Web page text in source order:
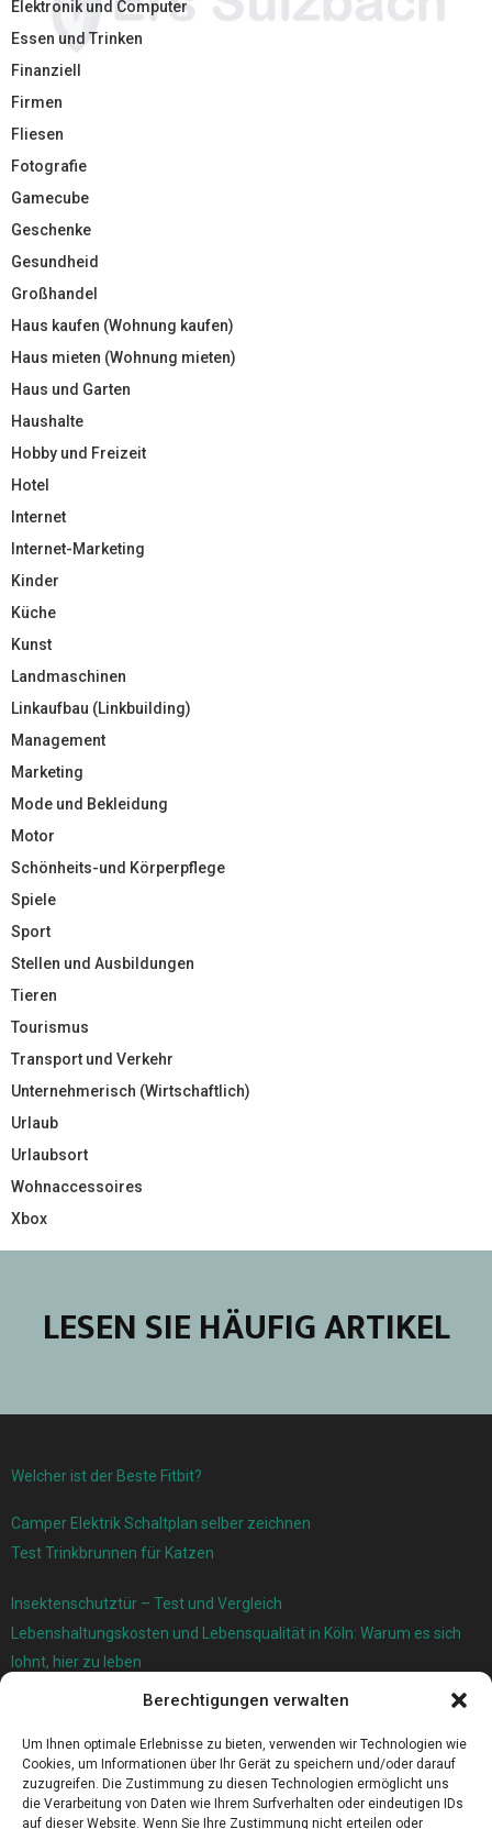
Berechtigungen verwalten
Um Ihnen optimale Erlebnisse zu bieten, verwenden wir Technologien wie
Cookies, um Informationen über Ihr Gerät zu speichern und/oder darauf
zuzugreifen. Die Zustimmung zu diesen Technologien ermöglicht uns
die Verarbeitung von Daten wie Ihrem Surfverhalten oder eindeutigen IDs
auf dieser Website. Wenn Sie Ihre Zustimmung nicht erteilen oder
Elektronik und Computer
Essen und Trinken
Finanziell
Firmen
Fliesen
Fotografie
Gamecube
Geschenke
Gesundheid
Großhandel
Haus kaufen (Wohnung kaufen)
Haus mieten (Wohnung mieten)
Haus und Garten
Haushalte
Hobby und Freizeit
Hotel
Internet
Internet-Marketing
Kinder
Küche
Kunst
Landmaschinen
Linkaufbau (Linkbuilding)
Management
Marketing
Mode und Bekleidung
Motor
Schönheits-und Körperpflege
Spiele
Sport
Stellen und Ausbildungen
Tieren
Tourismus
Transport und Verkehr
Unternehmerisch (Wirtschaftlich)
Urlaub
Urlaubsort
Wohnaccessoires
Xbox
LESEN SIE HÄUFIG ARTIKEL
Welcher ist der Beste Fitbit?
Camper Elektrik Schaltplan selber zeichnen
Test Trinkbrunnen für Katzen
Insektenschutztür – Test und Vergleich
Lebenshaltungskosten und Lebensqualität in Köln: Warum es sich
lohnt, hier zu leben
Ersatzfedern für Ihr Trampolin
Holländischer Stoffmarkt in Ihrer Nähe